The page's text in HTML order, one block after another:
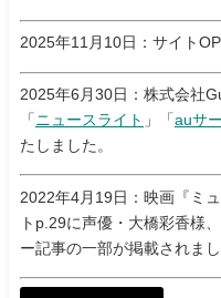
2025年11月10日：サイト
2025年6月30日：株式会社
「 ニュースライト 」「 auサ
たしました。
2022年4月19日：映画『ミ
トp.29に声優・大橋彩香様
ー記事の一部が掲載されまし